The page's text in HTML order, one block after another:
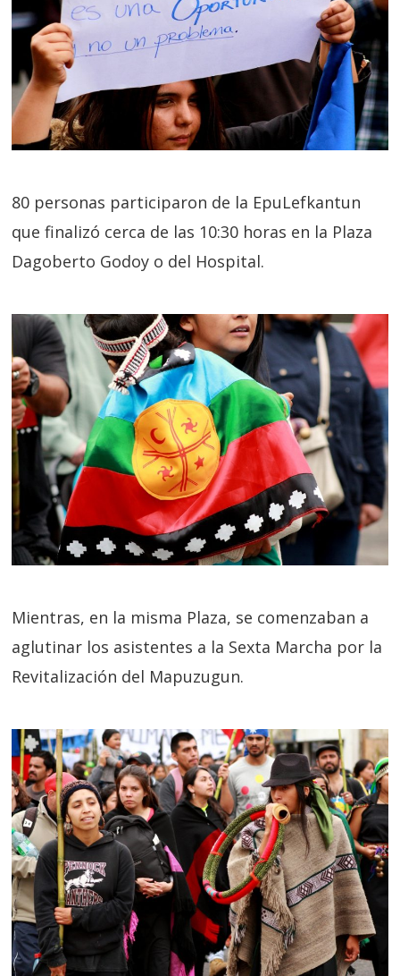
80 personas participaron de la EpuLefkantun
que finalizó cerca de las 10:30 horas en la Plaza
Dagoberto Godoy o del Hospital.
Mientras, en la misma Plaza, se comenzaban a
aglutinar los asistentes a la Sexta Marcha por la
Revitalización del Mapuzugun.